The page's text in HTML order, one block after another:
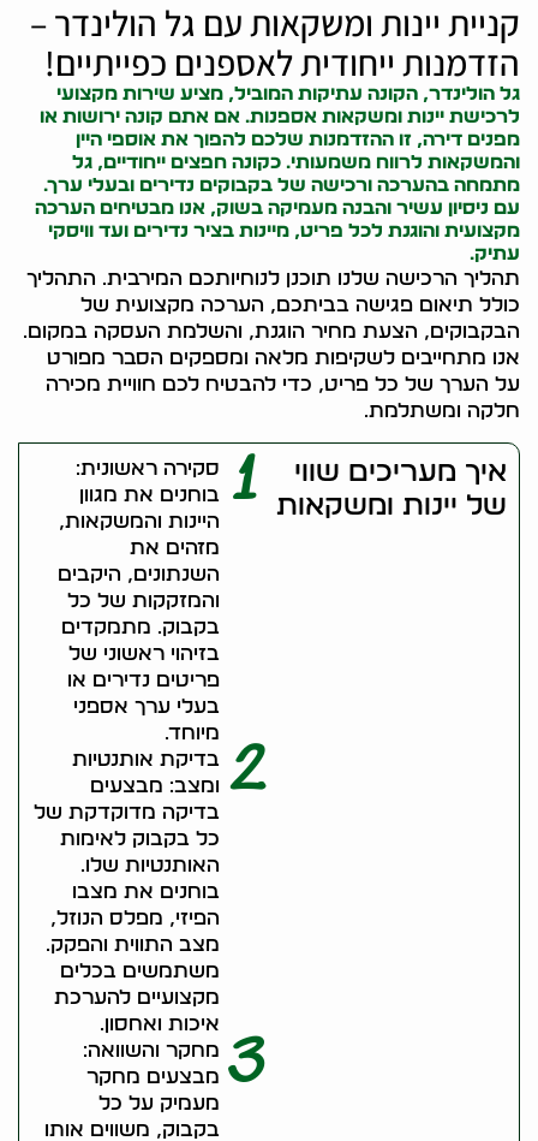
קניית יינות ומשקאות עם גל הולינדר –
הזדמנות ייחודית לאספנים כפייתיים!
גל הולינדר, הקונה עתיקות המוביל, מציע שירות מקצועי
לרכישת יינות ומשקאות אספנות. אם אתם קונה ירושות או
מפנים דירה, זו ההזדמנות שלכם להפוך את אוספי היין
והמשקאות לרווח משמעותי. כקונה חפצים ייחודיים, גל
מתמחה בהערכה ורכישה של בקבוקים נדירים ובעלי ערך.
עם ניסיון עשיר והבנה מעמיקה בשוק, אנו מבטיחים הערכה
מקצועית והוגנת לכל פריט, מיינות בציר נדירים ועד וויסקי
עתיק.
תהליך הרכישה שלנו תוכנן לנוחיותכם המירבית. התהליך
כולל תיאום פגישה בביתכם, הערכה מקצועית של
הבקבוקים, הצעת מחיר הוגנת, והשלמת העסקה במקום.
אנו מתחייבים לשקיפות מלאה ומספקים הסבר מפורט
על הערך של כל פריט, כדי להבטיח לכם חוויית מכירה
חלקה ומשתלמת.
איך מעריכים שווי
של יינות ומשקאות
1
סקירה ראשונית:
בוחנים את מגוון
היינות והמשקאות,
מזהים את
השנתונים, היקבים
והמזקקות של כל
בקבוק. מתמקדים
בזיהוי ראשוני של
פריטים נדירים או
בעלי ערך אספני
מיוחד.
2 בדיקת אותנטיות
ומצב: מבצעים
בדיקה מדוקדקת של
כל בקבוק לאימות
האותנטיות שלו.
בוחנים את מצבו
הפיזי, מפלס הנוזל,
מצב התווית והפקק.
משתמשים בכלים
מקצועיים להערכת
איכות ואחסון.
3
מחקר והשוואה:
מבצעים מחקר
מעמיק על כל
בקבוק, משווים אותו